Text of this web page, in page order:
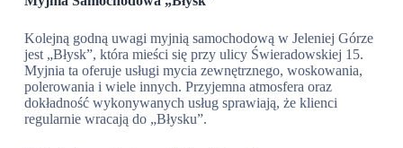
Kolejną godną uwagi myjnią samochodową w Jeleniej Górze
jest „Błysk”, która mieści się przy ulicy Świeradowskiej 15.
Myjnia ta oferuje usługi mycia zewnętrznego, woskowania,
polerowania i wiele innych. Przyjemna atmosfera oraz
dokładność wykonywanych usług sprawiają, że klienci
regularnie wracają do „Błysku”.